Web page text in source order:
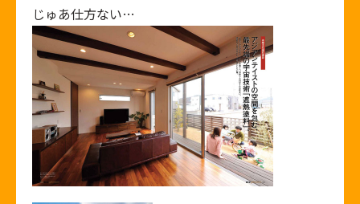
じゅあ仕方ない…